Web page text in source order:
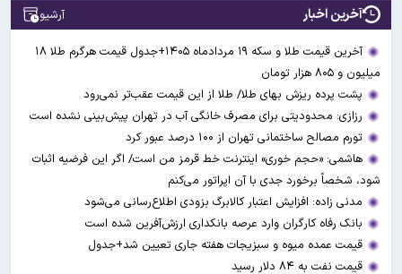
آخرین اخبار آرشیو
آخرین قیمت طلا و سکه ۱۹ مردادماه ۱۴۰۵+جدول قیمت هرگرم طلا ۱۸
میلیون و ۸۰۵ هزار تومان
پشت پرده ریزش بهای طلا/ طلا از این قیمت عقب‌تر نمی‌رود
رزازی: محدودیتی برای مصرف خانگی آب در تهران پیش‌بینی نشده است
تورم مصالح ساختمانی تهران از ۱۰۰ درصد عبور کرد
هاشمی: «حجم خوری» اینترنت خط قرمز من است/ اگر این فرضیه اثبات
شود، شخصاً برخورد جدی با آن اپراتور می‌کنم
مدنی زاده: افزایش اعتبار کالابرگ بزودی اطلاع‌رسانی می‌شود
بانک رفاه کارگران وارد عرصه بانکداری ارزش‌آفرین شده است
قیمت عمده میوه و سبزیجات هفته جاری تعیین شد+جدول
قیمت نفت به ۸۴ دلار رسید